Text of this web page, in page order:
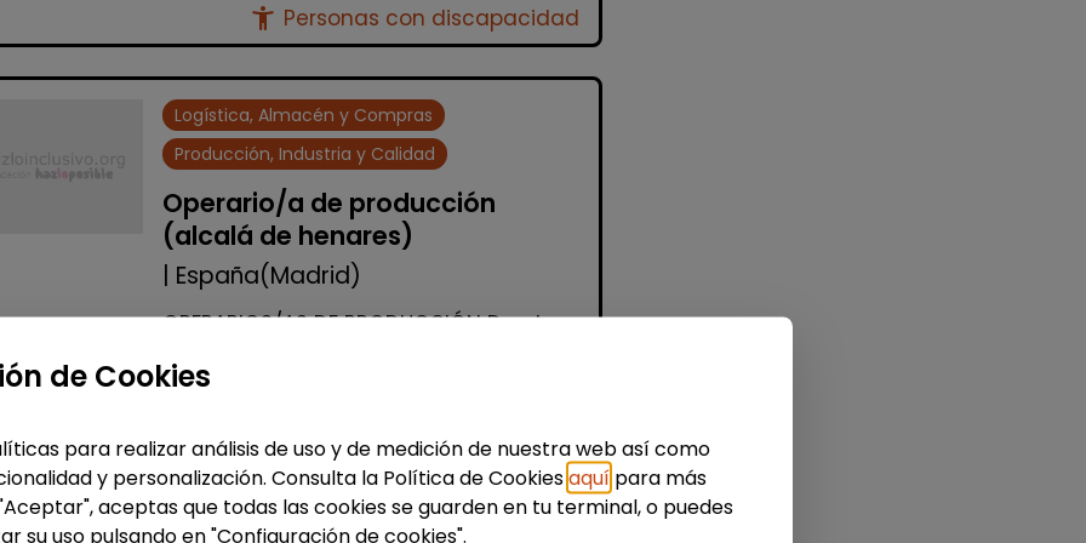
accessibility_new Personas con discapacidad
Logística, Almacén y Compras
Producción, Industria y Calidad
Operario/a de producción
(alcalá de henares)
| España(Madrid)
OPERARIOS/AS DE PRODUCCIÓN Desde
producción con discapacidad igual o
instala...
Me interesa
de Cookies
para realizar análisis de uso y de medición de nuestra web así como
y personalización. Consulta la Política de Cookiesaquí para más
aceptas que todas las cookies se guarden en tu terminal, o puedes
su uso pulsando en "Configuración de cookies".